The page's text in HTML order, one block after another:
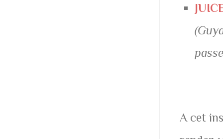
A cet